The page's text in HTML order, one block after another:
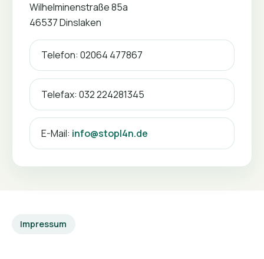
Wilhelminenstraße 85a
46537 Dinslaken
Telefon: 02064 477867
Telefax: 032 224281345
E-Mail: info@stopl4n.de
Impressum